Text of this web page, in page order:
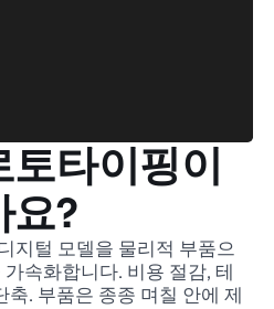
토타이핑이
요?
지털 모델을 물리적 부품으
속화합니다. 비용 절감, 테
축. 부품은 종종 며칠 안에 제